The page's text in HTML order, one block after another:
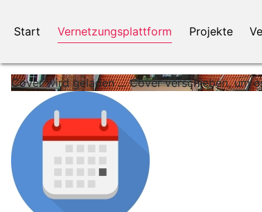
Start Vernetzungsplattform Projekte
Cover wird geladen ... Cover verschieben, um